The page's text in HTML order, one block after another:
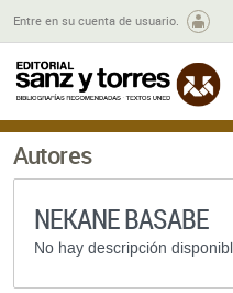
Entre en su cuenta de usuario.
Autores
NEKANE BASABE
No hay descripción